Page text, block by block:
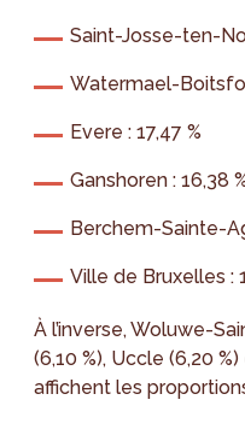
Saint-Josse-ten-
Watermael-
Evere : 17,47 %
Ganshoren : 16,38
Berchem-Sainte-
Ville de Bruxelles :
À l’inverse, Woluwe-
(6,10 %), Uccle (6,20
affichent les